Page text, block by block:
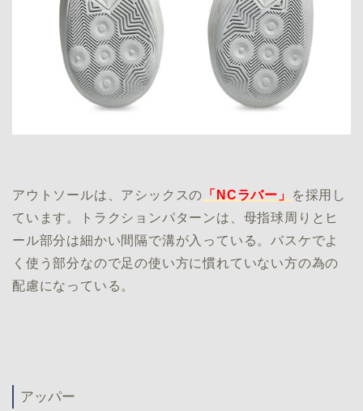
アウトソールは、アシックスの 「NCラバー」
を採用し
ています。トラクションパターンは、母指球周りとヒ
ール部分は細かい間隔で溝が入っている。バスケでよ
く使う部分なので足の使い方に慣れていない方の為の
配慮になっている。
アッパー